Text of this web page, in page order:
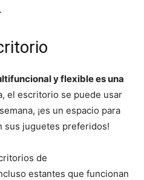
y flexible es una
el escritorio se puede usar
¡es un espacio para
sus juguetes preferidos!
de
estantes que funcionan